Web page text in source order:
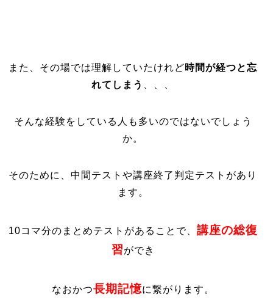
また、その場では理解していたけれど時間が経つと忘
れてしまう
そんな経験をしている人も多いのではないでしょう
か。
そのために、中間テストや講座終了判定テストがあり
ます。
10コマ分のまとめテストがあることで、 講座の総復
習ができ
なおかつ長期記憶に繋がります。